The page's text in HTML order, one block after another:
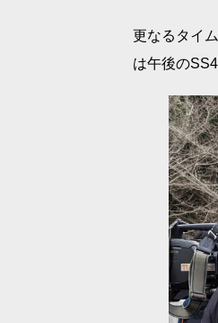
更なるタイ
は午後の